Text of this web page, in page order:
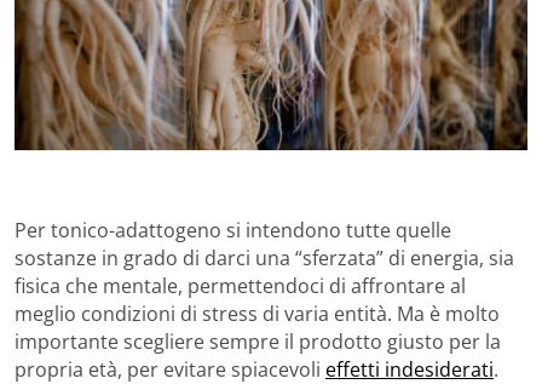
Per tonico-adattogeno si intendono tutte quelle
sostanze in grado di darci una “sferzata” di energia, sia
fisica che mentale, permettendoci di affrontare al
meglio condizioni di stress di varia entità. Ma è molto
importante scegliere sempre il prodotto giusto per la
propria età, per evitare spiacevoli effetti indesiderati.